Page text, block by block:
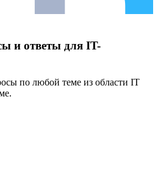
и ответы для IT-
по любой теме из области IT